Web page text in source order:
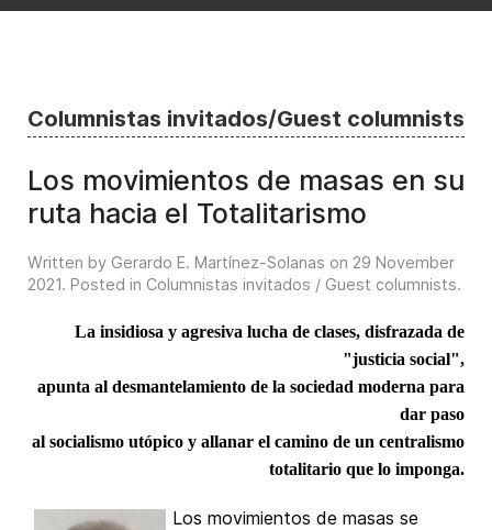
Columnistas invitados/Guest columnists
Los movimientos de masas en su
ruta hacia el Totalitarismo
Written by Gerardo E. Martínez-Solanas on 29 November
2021. Posted in Columnistas invitados / Guest columnists.
La insidiosa y agresiva lucha de clases, disfrazada de
"justicia social",
apunta al desmantelamiento de la sociedad moderna para
dar paso
al socialismo utópico y allanar el camino de un centralismo
totalitario que lo imponga.
Los movimientos de masas se